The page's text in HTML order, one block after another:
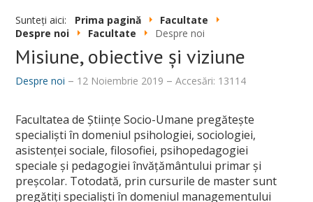
NOUTĂȚI
FACULTATE
Despre noi
Misiune, obiective, viziune
Calitatea procesului educațional
Conducere
Sunteți aici: Prima pagină
Facultate
Despre noi
Facultate Despre noi
Misiune, obiective și viziune
Despre noi 12 Noiembrie 2019 Accesări: 13114
Facultatea de Ştiinţe Socio-Umane pregăteşte
specialişti în domeniul psihologiei, sociologiei,
asistenţei sociale, filosofiei, psihopedagogiei
speciale şi pedagogiei învăţământului primar şi
preşcolar. Totodată, prin cursurile de master sunt
pregătiţi specialişti în domeniul managementului